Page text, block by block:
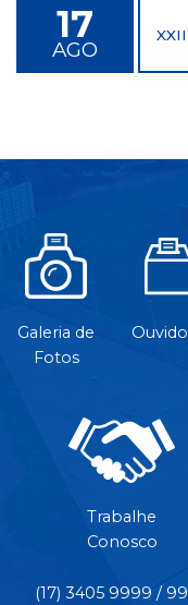
17
AGO
Galeria de
Fotos
Trabalhe
Conosco
(17) 3405 9999 /